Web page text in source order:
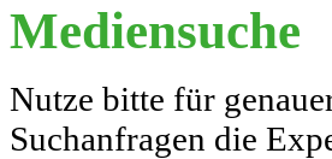
Mediensuche
Nutze bitte für
Suchanfragen die